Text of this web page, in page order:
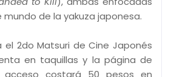
de la yakuza japonesa.
el 2do Matsuri de Cine Japonés
en taquillas y la página de
acceso costará 50 pesos en